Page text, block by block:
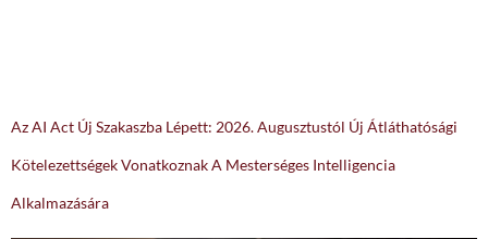
Az AI Act Új Szakaszba Lépett: 2026. Augusztustól Új Átláthatósági
Kötelezettségek Vonatkoznak A Mesterséges Intelligencia
Alkalmazására